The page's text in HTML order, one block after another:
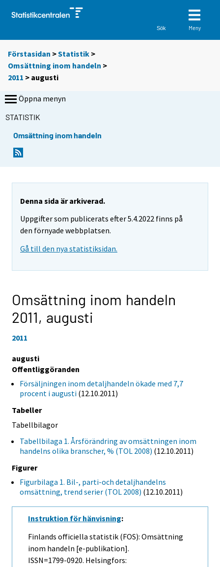
Sök Meny
Förstasidan >Statistik >
Omsättning inom handeln >
2011 > augusti
Öppna menyn
STATISTIK
Omsättning inom handeln
Denna sida är arkiverad.
Uppgifter som publicerats efter 5.4.2022 finns på
den förnyade webbplatsen.
Gå till den nya statistiksidan.
Omsättning inom handeln
2011, augusti
2011
augusti
Offentliggöranden
Försäljningen inom detaljhandeln ökade med 7,7
procent i augusti (12.10.2011)
Tabeller
Tabellbilagor
Tabellbilaga 1. Årsförändring av omsättningen inom
handelns olika branscher, % (TOL 2008) (12.10.2011)
Figurer
Figurbilaga 1. Bil-, parti-och detaljhandelns
omsättning, trend serier (TOL 2008) (12.10.2011)
Instruktion för hänvisning:
Finlands officiella statistik (FOS): Omsättning
inom handeln [e-publikation].
ISSN=1799-0920. Helsingfors: